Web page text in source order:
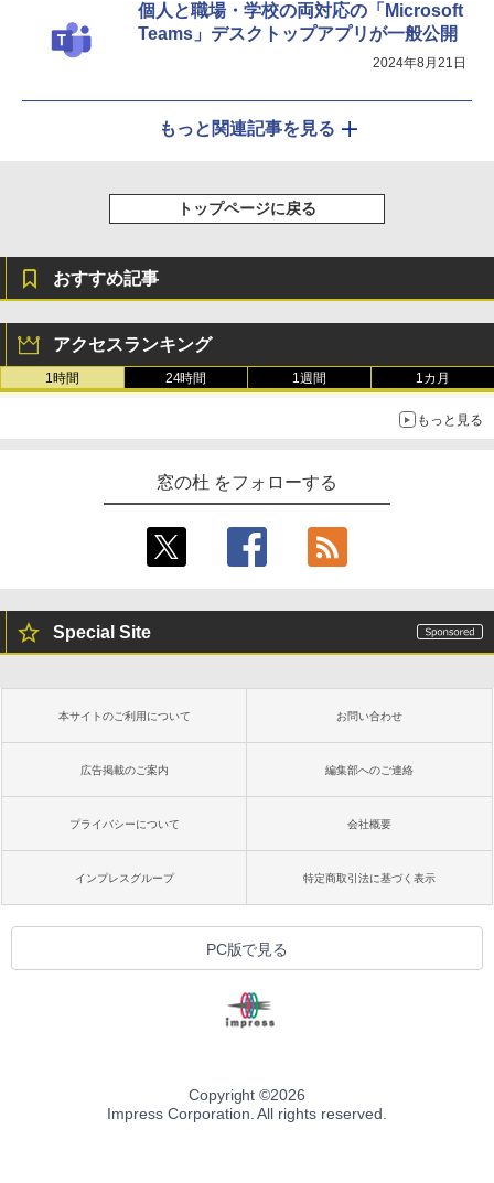
個人と職場・学校の両対応の「Microsoft
Teams」デスクトップアプリが一般公開
2024年8月21日
もっと関連記事を見る
トップページに戻る
おすすめ記事
アクセスランキング
1時間 24時間 1週間 1カ月
もっと見る
窓の杜 をフォローする
Special Site
本サイトのご利用について お問い合わせ
広告掲載のご案内 編集部へのご連絡
プライバシーについて 会社概要
インプレスグループ 特定商取引法に基づく表示
PC版で見る
Copyright ©2026
Impress Corporation. All rights reserved.